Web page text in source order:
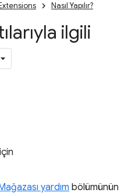
Nasıl Yapılır?
ilgili
yardım bölümünün